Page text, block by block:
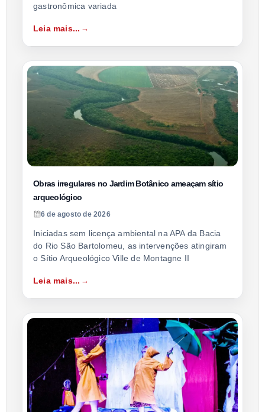
gastronômica variada
Leia mais...
Obras irregulares no Jardim Botânico ameaçam sítio
arqueológico
6 de agosto de 2026
Iniciadas sem licença ambiental na APA da Bacia
do Rio São Bartolomeu, as intervenções atingiram
o Sítio Arqueológico Ville de Montagne II
Leia mais...